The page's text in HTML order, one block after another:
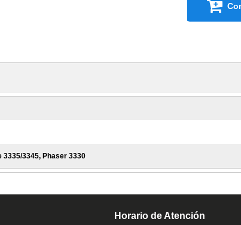
3335/3345, Phaser 3330
Horario de Atención